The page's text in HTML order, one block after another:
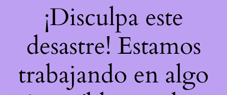
¡Disculpa este
desastre! Estamos
trabajando en algo